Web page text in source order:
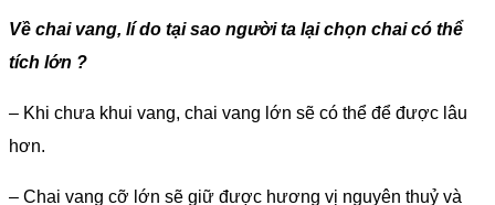
Về chai vang, lí do tại sao người ta lại chọn chai có thể
tích lớn ?
– Khi chưa khui vang, chai vang lớn sẽ có thể để được lâu
hơn.
– Chai vang cỡ lớn sẽ giữ được hương vị nguyên thuỷ và